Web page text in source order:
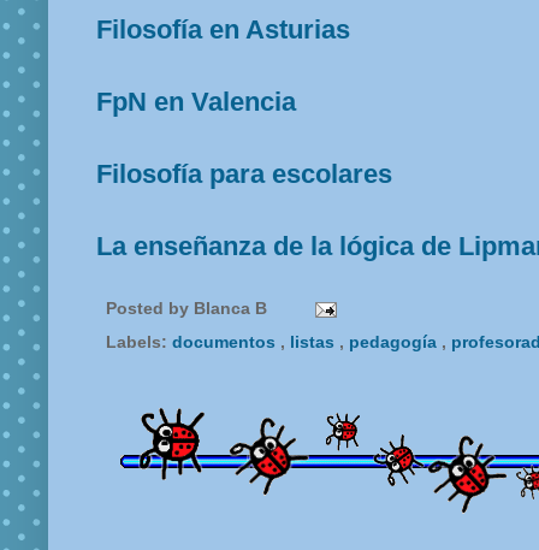
Filosofía en Asturias
FpN en Valencia
Filosofía para escolares
La enseñanza de la lógica de
Posted by Blanca B
Labels: documentos , listas , pedagogía ,